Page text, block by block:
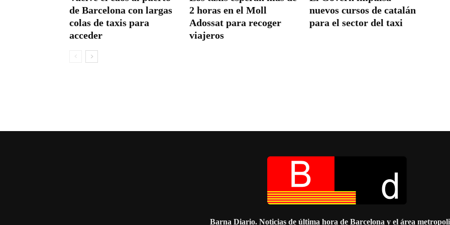
de Barcelona con largas
colas de taxis para
acceder
2 horas en el Moll
Adossat para recoger
viajeros
nuevos cursos de catalán
para el sector del taxi
Barna Diario. Noticias de última hora de Barcelona y el área